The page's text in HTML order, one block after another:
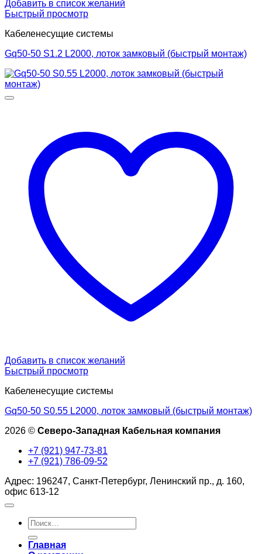
Добавить в список желаний
Быстрый просмотр
Кабеленесущие системы
Gq50-50 S1.2 L2000, лоток замковый (быстрый монтаж)
Добавить в список желаний
Быстрый просмотр
Кабеленесущие системы
Gq50-50 S0.55 L2000, лоток замковый (быстрый монтаж)
2026 © Северо-Западная Кабельная компания
+7 (921) 947-73-81
+7 (921) 786-09-52
Адрес: 196247, Санкт-Петербург, Ленинский пр., д. 160,
офис 613-12
Искать:
Главная